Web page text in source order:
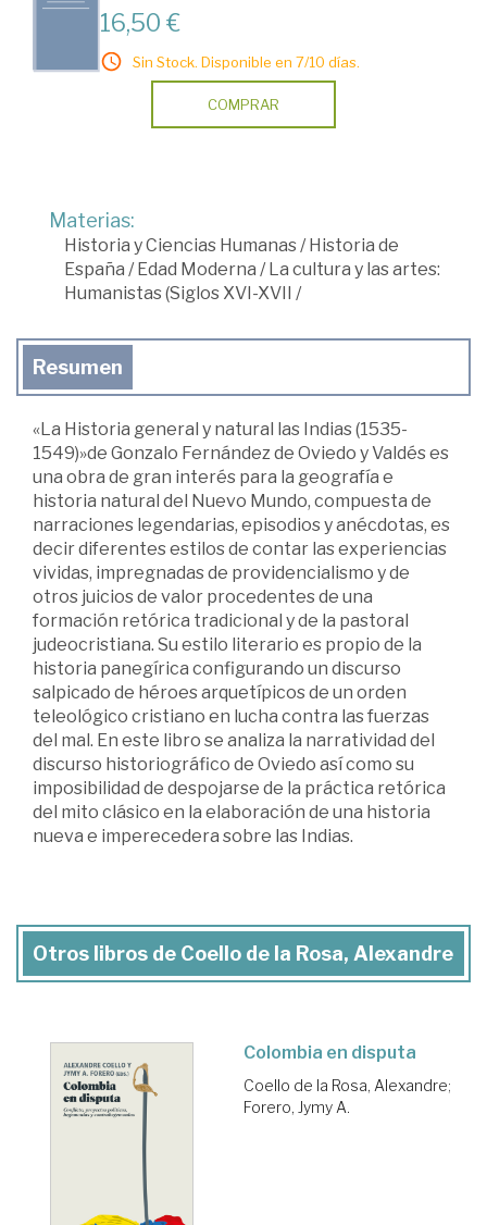
16,50 €
Sin Stock. Disponible en 7/10 días.
COMPRAR
Materias:
Historia y Ciencias Humanas/Historia de
España /Edad Moderna /La cultura y las artes:
Humanistas (Siglos XVI-XVII /
Resumen
«La Historia general y natural las Indias (1535-
1549)»de Gonzalo Fernández de Oviedo y Valdés es
una obra de gran interés para la geografía e
historia natural del Nuevo Mundo, compuesta de
narraciones legendarias, episodios y anécdotas, es
decir diferentes estilos de contar las experiencias
vividas, impregnadas de providencialismo y de
otros juicios de valor procedentes de una
formación retórica tradicional y de la pastoral
judeocristiana. Su estilo literario es propio de la
historia panegírica configurando un discurso
salpicado de héroes arquetípicos de un orden
teleológico cristiano en lucha contra las fuerzas
del mal. En este libro se analiza la narratividad del
discurso historiográfico de Oviedo así como su
imposibilidad de despojarse de la práctica retórica
del mito clásico en la elaboración de una historia
nueva e imperecedera sobre las Indias.
Otros libros de Coello de la Rosa, Alexandre
Colombia en disputa
Coello de la Rosa, Alexandre;
Forero, Jymy A.